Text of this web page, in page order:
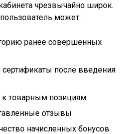
чрезвычайно широк.
может:
ранее совершенных
сертификаты после введения
к товарным позициям
отзывы
начисленных бонусов